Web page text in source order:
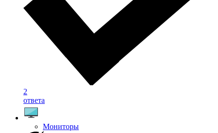
2
ответа
Мониторы